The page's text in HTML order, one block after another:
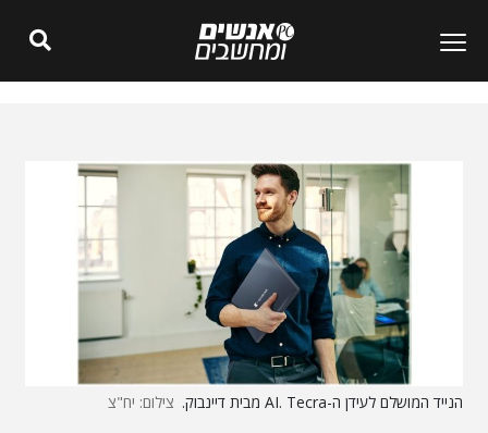
הנייד המושלם לעידן ה-AI. Tecra מבית דיינבוק. צילום: יח"צ